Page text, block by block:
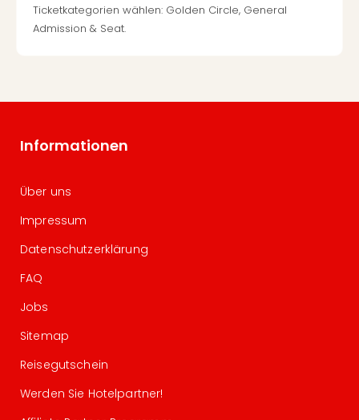
Ticketkategorien wählen: Golden Circle, General
Admission & Seat.
Informationen
Über uns
Impressum
Datenschutzerklärung
FAQ
Jobs
Sitemap
Reisegutschein
Werden Sie Hotelpartner!